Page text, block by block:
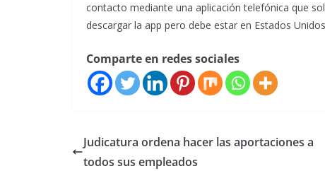
contacto mediante una aplicación telefónica que
descargar la app pero debe estar en Estados
Comparte en redes sociales
Judicatura ordena hacer las aportaciones a
todos sus empleados